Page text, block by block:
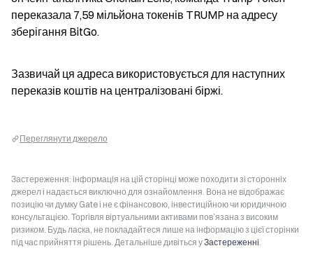
переказала 7,59 мільйона токенів TRUMP на адресу
зберігання BitGo.
Зазвичай ця адреса використовується для наступних
переказів коштів на централізовані біржі.
Переглянути джерело
Застереження: інформація на цій сторінці може походити зі сторонніх
джерел і надається виключно для ознайомлення. Вона не відображає
позицію чи думку Gate і не є фінансовою, інвестиційною чи юридичною
консультацією. Торгівля віртуальними активами пов’язана з високим
ризиком. Будь ласка, не покладайтеся лише на інформацію з цієї сторінки
під час прийняття рішень. Детальніше дивіться уЗастереженні.